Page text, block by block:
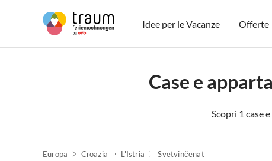
Idee per le Vacanze Offerte
Case e
Scopri 1 case
Europa Croazia L'Istria Svetvinčenat